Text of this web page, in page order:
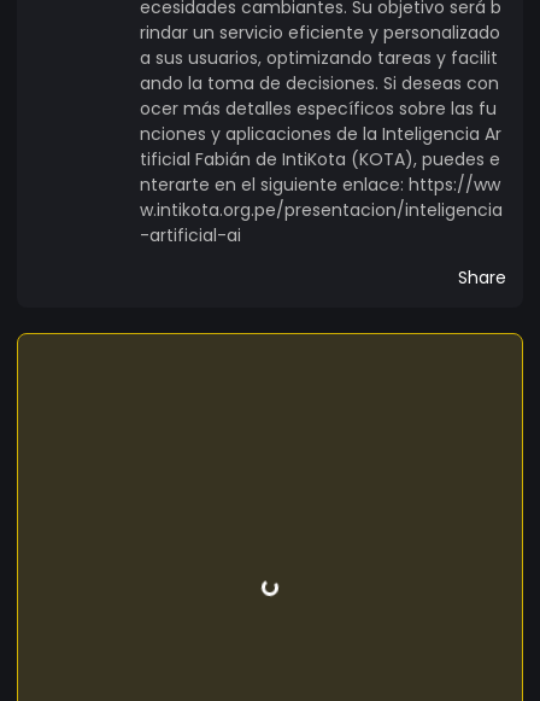
ecesidades cambiantes. Su objetivo será b
rindar un servicio eficiente y personalizado
a sus usuarios, optimizando tareas y facilit
ando la toma de decisiones. Si deseas con
ocer más detalles específicos sobre las fu
nciones y aplicaciones de la Inteligencia Ar
tificial Fabián de IntiKota (KOTA), puedes e
nterarte en el siguiente enlace: https://ww
w.intikota.org.pe/presentacion/inteligencia
-artificial-ai
Share